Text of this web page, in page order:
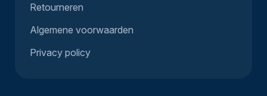
Retourneren
Algemene voorwaarden
Privacy policy